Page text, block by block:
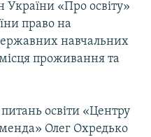
України «Про освіту»
право на
навчальних
проживання та
освіти «Центру
Олег Охредько